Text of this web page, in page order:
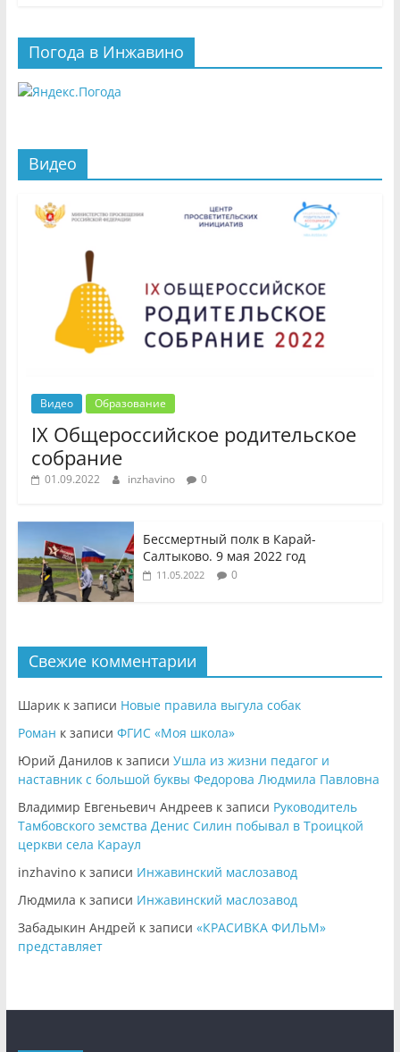
Погода в Инжавино
Видео
Видео Образование
IX Общероссийское родительское
собрание
01.09.2022 inzhavino 0
Бессмертный полк в Карай-
Салтыково. 9 мая 2022 год
11.05.2022 0
Свежие комментарии
Шарикк записи Новые правила выгула собак
Роман к записи ФГИС «Моя школа»
Юрий Даниловк записи Ушла из жизни педагог и
наставник с большой буквы Федорова Людмила Павловна
Владимир Евгеньевич Андреевк записи Руководитель
Тамбовского земства Денис Силин побывал в Троицкой
церкви села Караул
inzhavinoк записи Инжавинский маслозавод
Людмила к записи Инжавинский маслозавод
Забадыкин Андрей к записи «КРАСИВКА ФИЛЬМ»
представляет